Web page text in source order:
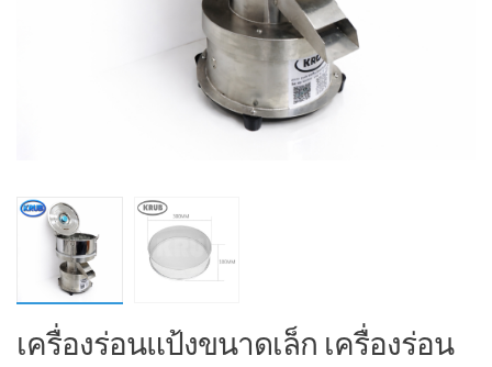
เครื่องร่อนแป้งขนาดเล็ก เครื่องร่อน